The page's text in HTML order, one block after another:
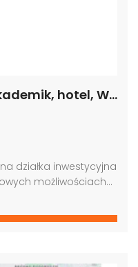
Grunt pod biurowiec, akademik, hotel, Warszawa
działka inwestycyjna
możliwościach…